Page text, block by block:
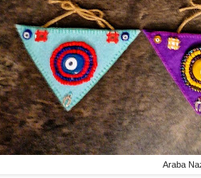
Araba